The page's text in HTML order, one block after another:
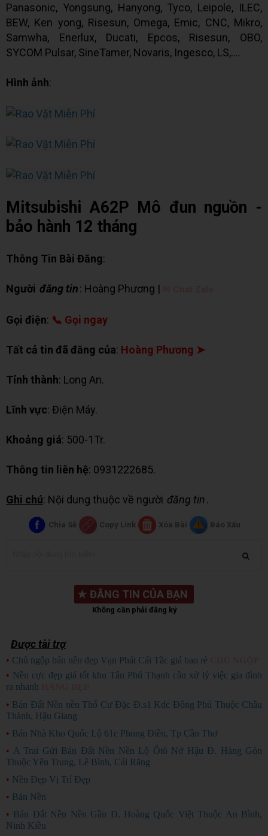
Panasonic, Yongsung, Hanyong, Tyco, Leipole, ILEC,
BEW, Ken yong, Risesun, Omega, Emic, CNC, Mikro,
Samwha, Enerlux, Ducati, Epcos, Risesun, OBO,
SYCOM Pulsar, SineTamer, Novaris, Ingesco, LS,….
Hình ảnh:
Mitsubishi A62P Mô đun nguồn -
bảo hành 12 tháng
Thông Tin Bài Đăng:
Người đăng tin: Hoàng Phương |
Gọi điện: 📞 Gọi ngay
Tất cả tin đã đăng của: Hoàng Phương ➤
Tỉnh thành: Long An.
Lĩnh vực: Điện Máy.
Khoảng giá: 500-1Tr.
Thông tin liên hệ: 0931222685.
Ghi chú: Nội dung thuộc về người đăng tin.
Chia Sẻ Copy Link Xóa Bài Báo Xấu
★ ĐĂNG TIN CỦA BẠN
Không cần phải đăng ký
Được tài trợ
• Chủ ngộp bán nền đẹp Vạn Phát Cái Tắc giá bao rẻ
• Nền cực đẹp giá tốt khu Tân Phú Thạnh cần xử lý việc gia đình
ra nhanh
• Bán Đất Nền nền Thổ Cư Đặc Đ.s1 Kdc Đông Phú Thuộc Châu
Thành, Hậu Giang
• Bán Nhà Kho Quốc Lộ 61c Phong Điền, Tp Cần Thơ
• A Trai Gửi Bán Đất Nền Nền Lộ Ôtô Nở Hậu Đ. Hàng Gòn
Thuộc Yên Trung, Lê Bình, Cái Răng
• Nền Đẹp Vị Trí Đẹp
• Bán Nền
• Bán Đất Nền Nền Gần Đ. Hoàng Quốc Việt Thuộc An Bình,
Ninh Kiều